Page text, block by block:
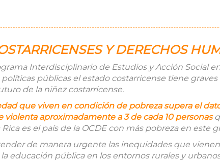
Y DERECHOS
Interdisciplinario de Estudios y Acción Social
públicas el estado costarricense tiene
de la niñez costarricense.
que viven en condición de pobreza supera el
aproximadamente a 3 de cada 10 personas
es el país de la OCDE con más pobreza en este
de manera urgente las inequidades que
educación pública en los entornos rurales y